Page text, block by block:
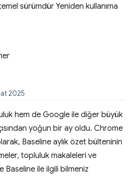
sürümdür Yeniden kullanıma
2025
hem de Google ile diğer büyük
yoğun bir ay oldu. Chrome
Baseline aylık özet bülteninin
topluluk makaleleri ve
Baseline ile ilgili bilmeniz